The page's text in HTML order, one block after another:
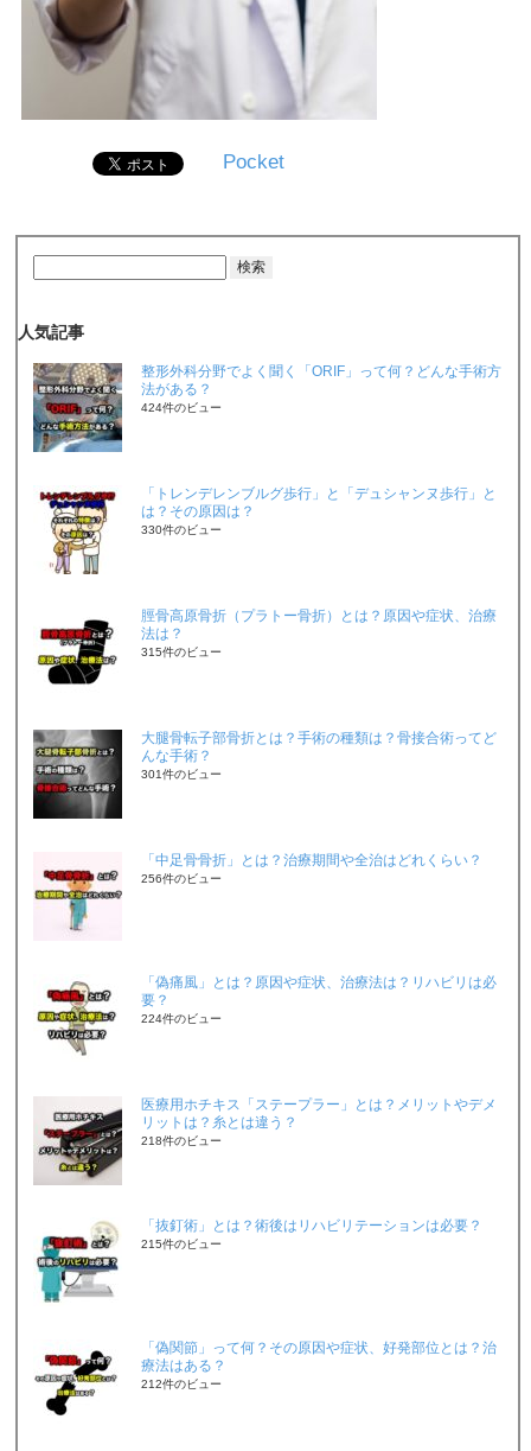
Pocket
人気記事
整形外科分野でよく聞く「ORIF」って何？どんな手術方
法がある？
424件のビュー
「トレンデレンブルグ歩行」と「デュシャンヌ歩行」と
は？その原因は？
330件のビュー
脛骨高原骨折（プラトー骨折）とは？原因や症状、治療
法は？
315件のビュー
大腿骨転子部骨折とは？手術の種類は？骨接合術ってど
んな手術？
301件のビュー
「中足骨骨折」とは？治療期間や全治はどれくらい？
256件のビュー
「偽痛風」とは？原因や症状、治療法は？リハビリは必
要？
224件のビュー
医療用ホチキス「ステープラー」とは？メリットやデメ
リットは？糸とは違う？
218件のビュー
「抜釘術」とは？術後はリハビリテーションは必要？
215件のビュー
「偽関節」って何？その原因や症状、好発部位とは？治
療法はある？
212件のビュー